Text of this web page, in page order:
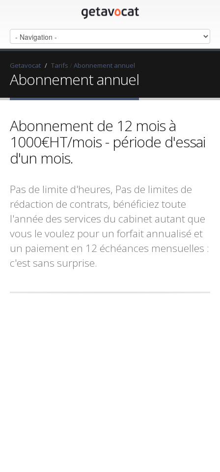
Getavocat / Tarifs / Abonnement annuel
Abonnement annuel
Abonnement de 12 mois à
1000€HT/mois - période d'essai
d'un mois.
Pas de limite d'heures, Pas de limites de
rédaction de contrats, bénéficiez toute
l'année des services du cabinet autant que
vous le voulez pour un forfait annualisé et
un paiement en 12 échéances mensuelles :
c'est sans surprise.